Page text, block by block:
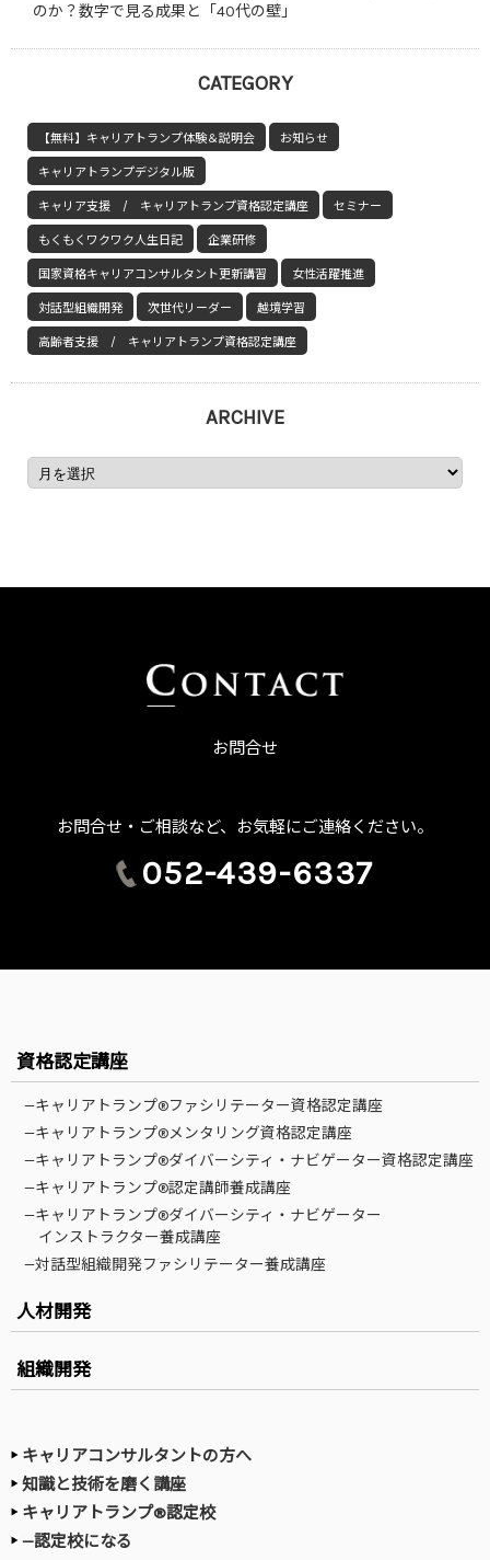
のか？数字で見る成果と「40代の壁」
CATEGORY
【無料】キャリアトランプ体験＆説明会 お知らせ
キャリアトランプデジタル版
キャリア支援 / キャリアトランプ資格認定講座 セミナー
もくもくワクワク人生日記 企業研修
国家資格キャリアコンサルタント更新講習 女性活躍推進
対話型組織開発 次世代リーダー 越境学習
高齢者支援 / キャリアトランプ資格認定講座
ARCHIVE
お問合せ
お問合せ・ご相談など、お気軽にご連絡ください。
052-439-6337
資格認定講座
—キャリアトランプ®ファシリテーター資格認定講座
—キャリアトランプ®メンタリング資格認定講座
—キャリアトランプ®ダイバーシティ・ナビゲーター資格認定講座
—キャリアトランプ®認定講師養成講座
—キャリアトランプ®ダイバーシティ・ナビゲーター
インストラクター養成講座
—対話型組織開発ファシリテーター養成講座
人材開発
組織開発
キャリアコンサルタントの方へ
知識と技術を磨く講座
キャリアトランプ®認定校
—認定校になる